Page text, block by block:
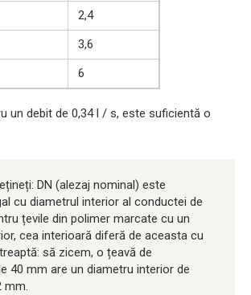
2,4
3,6
6
un debit de 0,34 l / s, este suficientă o
DN (alezaj nominal) este
cu diametrul interior al conductei de
țevile din polimer marcate cu un
cea interioară diferă de aceasta cu
să zicem, o țeavă de
40 mm are un diametru interior de
mm.